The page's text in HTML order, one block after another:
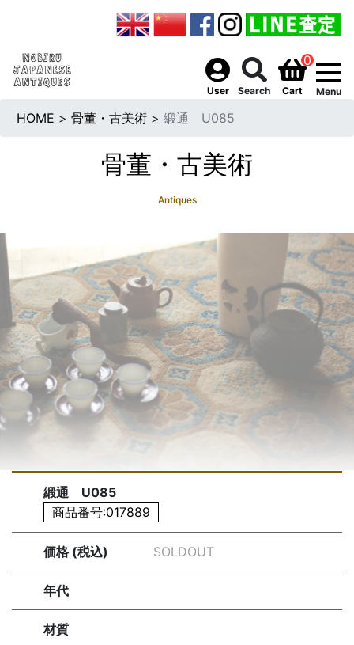
User Search
0
Cart Menu
HOME > 骨董・古美術 > 緞通 U085
骨董・古美術
Antiques
緞通 U085
商品番号:017889
価格 (税込) SOLDOUT
年代
材質